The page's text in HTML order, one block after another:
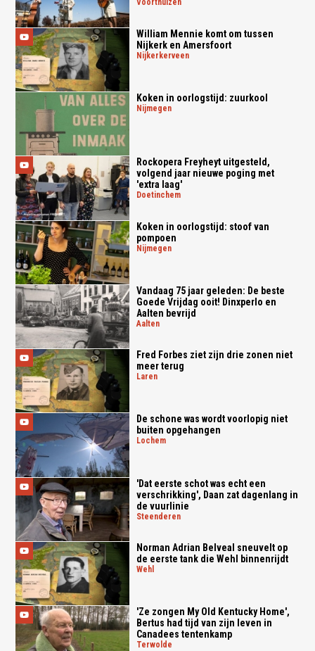
voorthuizen
William Mennie komt om tussen
Nijkerk en Amersfoort
nijkerkerveen
Koken in oorlogstijd: zuurkool
nijmegen
Rockopera Freyheyt uitgesteld,
volgend jaar nieuwe poging met
'extra laag'
doetinchem
Koken in oorlogstijd: stoof van
pompoen
nijmegen
Vandaag 75 jaar geleden: De beste
Goede Vrijdag ooit! Dinxperlo en
Aalten bevrijd
aalten
Fred Forbes ziet zijn drie zonen niet
meer terug
laren
De schone was wordt voorlopig niet
buiten opgehangen
lochem
'Dat eerste schot was echt een
verschrikking', Daan zat dagenlang in
de vuurlinie
steenderen
Norman Adrian Belveal sneuvelt op
de eerste tank die Wehl binnenrijdt
wehl
'Ze zongen My Old Kentucky Home',
Bertus had tijd van zijn leven in
Canadees tentenkamp
terwolde